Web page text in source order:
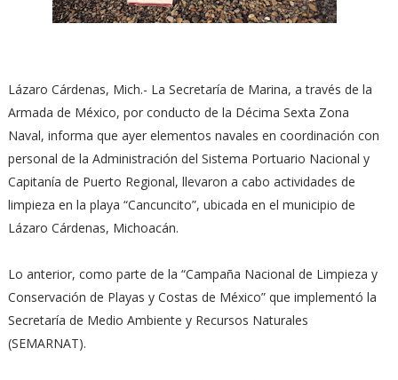
Lázaro Cárdenas, Mich.- La Secretaría de Marina, a través de la
Armada de México, por conducto de la Décima Sexta Zona
Naval, informa que ayer elementos navales en coordinación con
personal de la Administración del Sistema Portuario Nacional y
Capitanía de Puerto Regional, llevaron a cabo actividades de
limpieza en la playa “Cancuncito”, ubicada en el municipio de
Lázaro Cárdenas, Michoacán.
Lo anterior, como parte de la “Campaña Nacional de Limpieza y
Conservación de Playas y Costas de México” que implementó la
Secretaría de Medio Ambiente y Recursos Naturales
(SEMARNAT).